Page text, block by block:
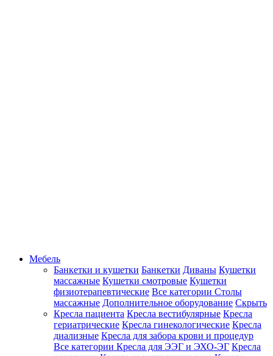
Мебель
Банкетки и кушетки Банкетки Диваны Кушетки
массажные Кушетки смотровые Кушетки
физиотерапевтические Все категории Столы
массажные Дополнительное оборудование Скрыть
Кресла пациента Кресла вестибулярные Кресла
гериатрические Кресла гинекологические Кресла
диализные Кресла для забора крови и процедур
Все категории Кресла для ЭЭГ и ЭХО-ЭГ Кресла